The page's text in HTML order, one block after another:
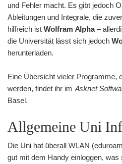
und Fehler macht. Es gibt jedoch
Ableitungen und Integrale, die
hilfreich ist Wolfram Alpha–
die Universität lässt sich jedoch
herunterladen.
Eine Übersicht vieler Programme,
werden, findet ihr im Asknet
Basel.
Allgemeine Uni
Die Uni hat überall WLAN
gut mit dem Handy einloggen,